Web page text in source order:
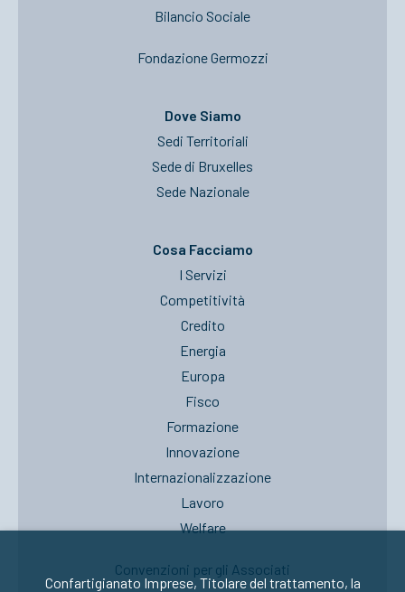
Bilancio Sociale
Fondazione Germozzi
Dove Siamo
Sedi Territoriali
Sede di Bruxelles
Sede Nazionale
Cosa Facciamo
I Servizi
Competitività
Credito
Energia
Europa
Fisco
Formazione
Innovazione
Internazionalizzazione
Lavoro
Welfare
Convenzioni per gli Associati
Confartigianato Imprese, Titolare del trattamento, la